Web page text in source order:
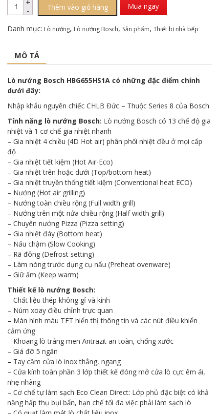
Thêm vào giỏ hàng Mua ngay
Danh mục: Lò nướng, Lò nướng Bosch, Sản phẩm, Thiết bị nhà bếp
MÔ TẢ
Lò nướng Bosch HBG655HS1A có những đặc điểm chính
dưới đây:
Nhập khẩu nguyên chiếc CHLB Đức – Thuộc Series 8 của Bosch
Tính năng lò nướng Bosch: Lò nướng Bosch có 13 chế độ gia
nhiệt và 1 cơ chế gia nhiệt nhanh
– Gia nhiệt 4 chiều (4D Hot air) phân phối nhiệt đều ở mọi cấp
độ
– Gia nhiệt tiết kiệm (Hot Air-Eco)
– Gia nhiệt trên hoặc dưới (Top/bottom heat)
– Gia nhiệt truyền thống tiết kiệm (Conventional heat ECO)
– Nướng (Hot air grilling)
– Nướng toàn chiều rộng (Full width grill)
– Nướng trên một nửa chiều rộng (Half width grill)
– Chuyên nướng Pizza (Pizza setting)
– Gia nhiệt đáy (Bottom heat)
– Nấu chậm (Slow Cooking)
– Rã đông (Defrost setting)
– Làm nóng trước dụng cụ nấu (Preheat ovenware)
– Giữ ấm (Keep warm)
Thiết kế lò nướng Bosch:
– Chất liệu thép không gỉ và kính
– Núm xoay điều chỉnh trực quan
– Màn hình màu TFT hiển thị thông tin và các nút điều khiển
cảm ứng
– Khoang lò tráng men Antrazit an toàn, chống xước
– Giá đỡ 5 ngăn
– Tay cầm cửa lò inox thẳng, ngang
– Cửa kính toàn phần 3 lớp thiết kế đóng mở cửa lò cực êm ái,
nhẹ nhàng
– Cơ chế tự làm sạch Eco Clean Direct: Lớp phủ đặc biệt có khả
năng hấp thụ bụi bẩn, hạn chế tối đa việc phải làm sạch lò